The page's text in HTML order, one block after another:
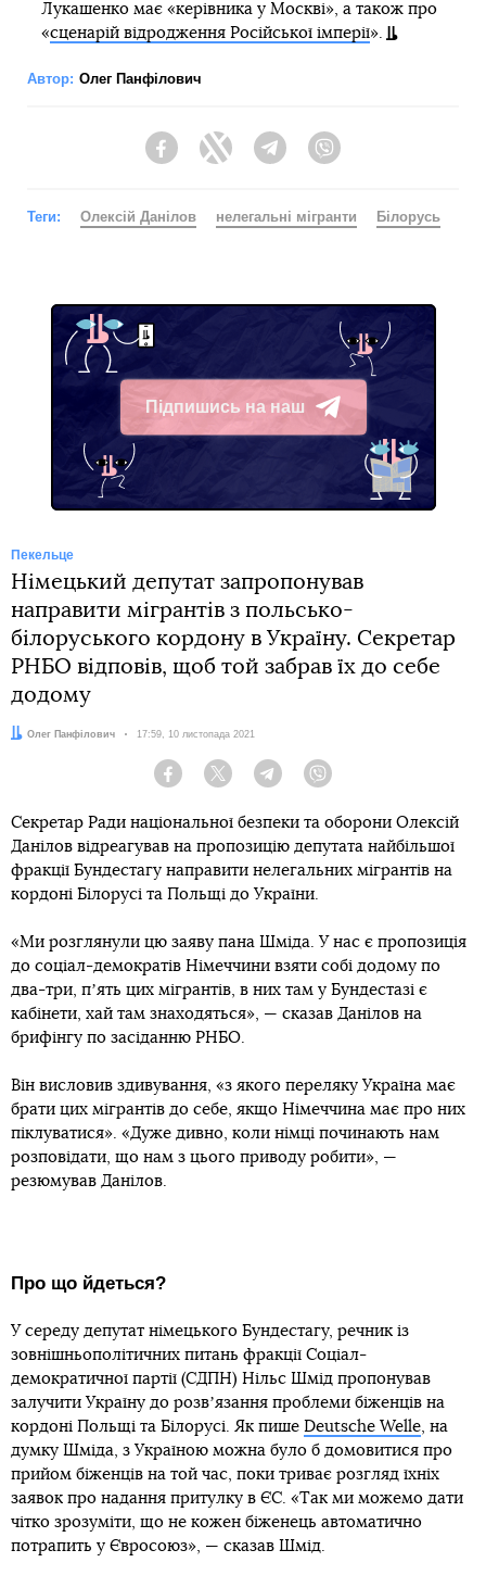
Лукашенко має «керівника у Москві», а також про
«сценарій відродження Російської імперії».
Автор: Олег Панфілович
FacebookTwitter Telegram
Теги: Олексій Данілов нелегальні мігранти Білорусь
Підпишись на наш
Telegram
Пекельце
Німецький депутат запропонував
направити мігрантів з польсько-
білоруського кордону в Україну. Секретар
РНБО відповів, щоб той забрав їх до себе
додому
Автор:
Олег Панфілович Дата:
17:59, 10 листопада 2021
Facebook Twitter Telegram
Секретар Ради національної безпеки та оборони Олексій
Данілов відреагував на пропозицію депутата найбільшої
фракції Бундестагу направити нелегальних мігрантів на
кордоні Білорусі та Польщі до України.
«Ми розглянули цю заяву пана Шміда. У нас є пропозиція
до соціал-демократів Німеччини взяти собі додому по
два-три, пʼять цих мігрантів, в них там у Бундестазі є
кабінети, хай там знаходяться», — сказав Данілов на
брифінгу по засіданню РНБО.
Він висловив здивування, «з якого переляку Україна має
брати цих мігрантів до себе, якщо Німеччина має про них
піклуватися». «Дуже дивно, коли німці починають нам
розповідати, що нам з цього приводу робити», —
резюмував Данілов.
Про що йдеться?
У середу депутат німецького Бундестагу, речник із
зовнішньополітичних питань фракції Соціал-
демократичної партії (СДПН) Нільc Шмід пропонував
залучити Україну до розвʼязання проблеми біженців на
кордоні Польщі та Білорусі. Як пише Deutsche Welle , на
думку Шміда, з Україною можна було б домовитися про
прийом біженців на той час, поки триває розгляд їхніх
заявок про надання притулку в ЄС. «Так ми можемо дати
чітко зрозуміти, що не кожен біженець автоматично
потрапить у Євросоюз», — сказав Шмід.